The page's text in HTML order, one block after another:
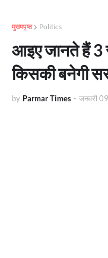
मुख्यपृष्ठ Politics
आइए जानते हैं 3
किसकी बनेगी
by Parmar Times - जनवरी